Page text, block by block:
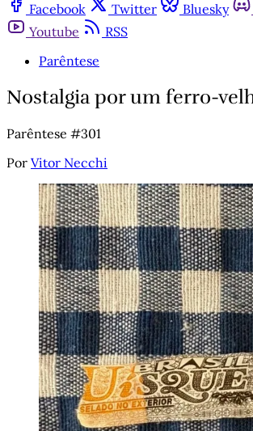
Facebook
Twitter Bluesky
Youtube
RSS
Parêntese
Nostalgia por um ferro-
Parêntese #301
Por Vitor Necchi